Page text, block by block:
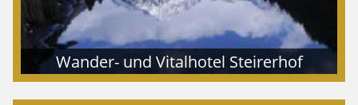
Wander- und Vitalhotel Steirerhof